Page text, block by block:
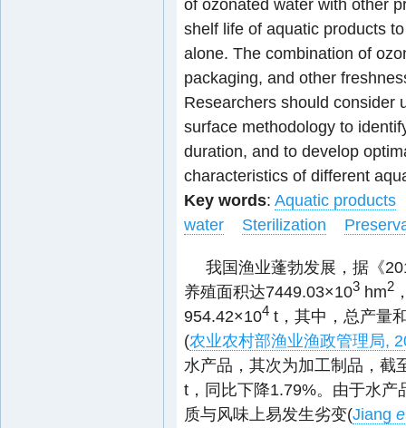
of ozonated water with other
shelf life of aquatic products
alone. The combination of
packaging, and other
Researchers should consider
surface methodology to
duration, and to develop
characteristics of different
Key words: Aquatic products
water
Sterilization
我国渔业蓬勃发展，据《
养殖面积达7449.03×103 hm2
954.42×104 t，其中，总产量
(农业农村部渔业渔政管理局,
水产品，其次为加工制品，截
t，同比下降1.79%。由于水
质与风味上易发生劣变(Jiang